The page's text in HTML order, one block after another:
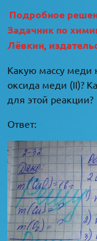
Подробное
Задачник по
Лёвкин,
Какую массу меди
оксида меди (II)?
для этой реакции?
Ответ: